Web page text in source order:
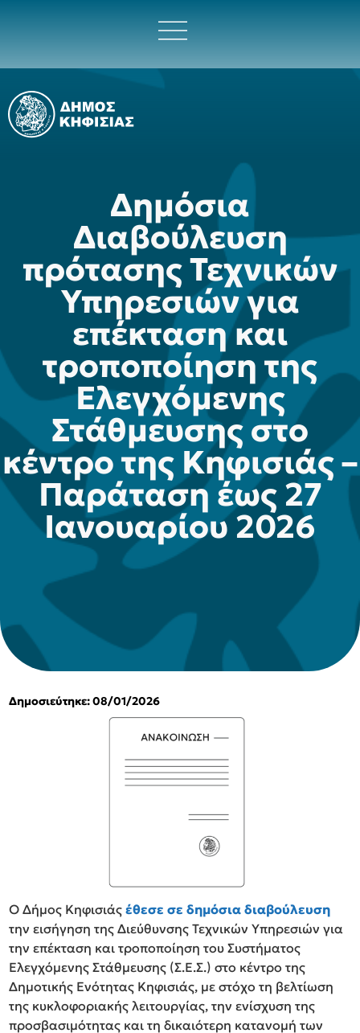
Δημόσια
Διαβούλευση
πρότασης Τεχνικών
Υπηρεσιών για
επέκταση και
τροποποίηση της
Ελεγχόμενης
Στάθμευσης στο
κέντρο της Κηφισιάς –
Παράταση έως 27
Ιανουαρίου 2026
Δημοσιεύτηκε: 08/01/2026
Ο Δήμος Κηφισιάςέθεσε σε δημόσια διαβούλευση
την εισήγηση της Διεύθυνσης Τεχνικών Υπηρεσιών για
την επέκταση και τροποποίηση του Συστήματος
Ελεγχόμενης Στάθμευσης (Σ.Ε.Σ.) στο κέντρο της
Δημοτικής Ενότητας Κηφισιάς, με στόχο τη βελτίωση
της κυκλοφοριακής λειτουργίας, την ενίσχυση της
προσβασιμότητας και τη δικαιότερη κατανομή των